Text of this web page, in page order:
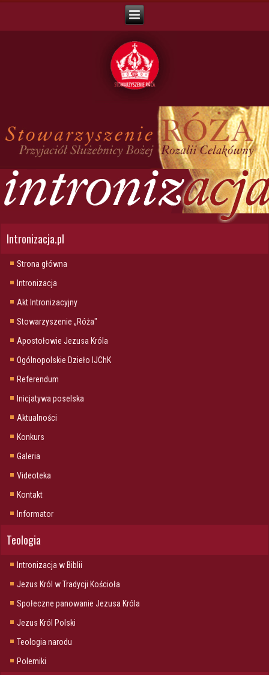
Intronizacja.pl
Strona główna
Intronizacja
Akt Intronizacyjny
Stowarzyszenie „Róża"
Apostołowie Jezusa Króla
Ogólnopolskie Dzieło IJChK
Referendum
Inicjatywa poselska
Aktualności
Konkurs
Galeria
Videoteka
Kontakt
Informator
Teologia
Intronizacja w Biblii
Jezus Król w Tradycji Kościoła
Społeczne panowanie Jezusa Króla
Jezus Król Polski
Teologia narodu
Polemiki